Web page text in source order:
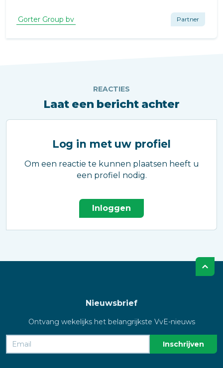
Gorter Group bv Partner
REACTIES
Laat een bericht achter
Log in met uw profiel
Om een reactie te kunnen plaatsen heeft u
een profiel nodig.
Inloggen
Nieuwsbrief
Ontvang wekelijks het belangrijkste VvE-nieuws